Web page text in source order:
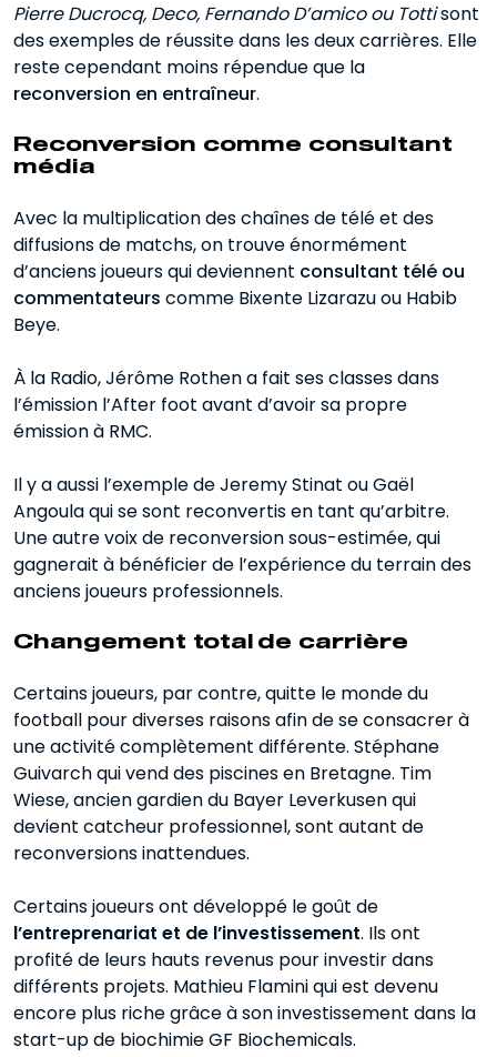
Pierre Ducrocq, Deco, Fernando D’amico ou Tottisont
des exemples de réussite dans les deux carrières. Elle
reste cependant moins répendue que la
reconversion en entraîneur.
Reconversion comme consultant
média
Avec la multiplication des chaînes de télé et des
diffusions de matchs, on trouve énormément
d’anciens joueurs qui deviennent consultant télé ou
commentateurs comme Bixente Lizarazu ou Habib
Beye.
À la Radio, Jérôme Rothen a fait ses classes dans
l’émission l’After foot avant d’avoir sa propre
émission à RMC.
Il y a aussi l’exemple de Jeremy Stinat ou Gaël
Angoula qui se sont reconvertis en tant qu’arbitre.
Une autre voix de reconversion sous-estimée, qui
gagnerait à bénéficier de l’expérience du terrain des
anciens joueurs professionnels.
Changement total de carrière
Certains joueurs, par contre, quitte le monde du
football pour diverses raisons afin de se consacrer à
une activité complètement différente. Stéphane
Guivarch qui vend des piscines en Bretagne. Tim
Wiese, ancien gardien du Bayer Leverkusen qui
devient catcheur professionnel, sont autant de
reconversions inattendues.
Certains joueurs ont développé le goût de
l’entreprenariat et de l’investissement. Ils ont
profité de leurs hauts revenus pour investir dans
différents projets. Mathieu Flamini qui est devenu
encore plus riche grâce à son investissement dans la
start-up de biochimie GF Biochemicals.